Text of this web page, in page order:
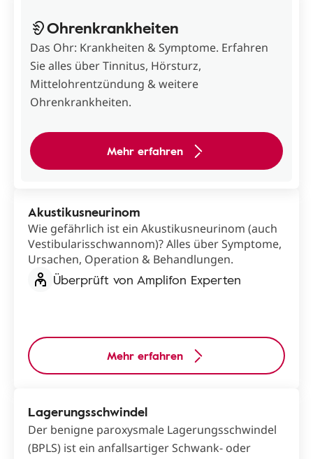
Ohrenkrankheiten
Das Ohr: Krankheiten & Symptome. Erfahren
Sie alles über Tinnitus, Hörsturz,
Mittelohrentzündung & weitere
Ohrenkrankheiten.
Mehr erfahren
Akustikusneurinom
Wie gefährlich ist ein Akustikusneurinom (auch
Vestibularisschwannom)? Alles über Symptome,
Ursachen, Operation & Behandlungen.
Überprüft von Amplifon Experten
Mehr erfahren
Lagerungsschwindel
Der benigne paroxysmale Lagerungsschwindel
(BPLS) ist ein anfallsartiger Schwank- oder